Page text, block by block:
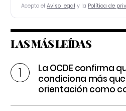
Acepto el Aviso legal y la Política de
LAS MÁS LEÍDAS
La OCDE confirma
condiciona más
orientación como